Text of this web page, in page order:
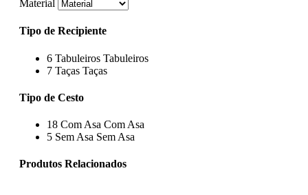
Material
Tipo de Recipiente
6 Tabuleiros Tabuleiros
7 Taças Taças
Tipo de Cesto
18 Com Asa Com Asa
5 Sem Asa Sem Asa
Produtos Relacionados